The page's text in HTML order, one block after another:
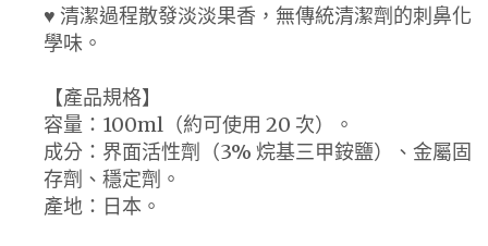
♥ 清潔過程散發淡淡果香，無傳統清潔劑的刺鼻化
學味。
【產品規格】
容量：100ml（約可使用 20 次）。
成分：界面活性劑（3% 烷基三甲銨鹽）、金屬固
存劑、穩定劑。
產地：日本。